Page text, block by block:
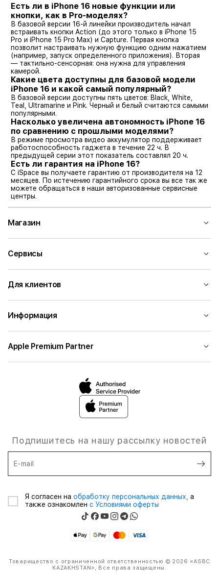
Есть ли в iPhone 16 новые функции или
кнопки, как в Pro-моделях?
В базовой версии 16-й линейки производитель начал
встраивать кнопки Action (до этого только в iPhone 15
Pro и iPhone 15 Pro Max) и Capture. Первая кнопка
позволит настраивать нужную функцию одним нажатием
(например, запуск определенного приложения). Вторая
— тактильно-сенсорная: она нужна для управления
камерой.
Какие цвета доступны для базовой модели
iPhone 16 и какой самый популярный?
В базовой версии доступны пять цветов: Black, White,
Teal, Ultramarine и Pink. Черный и белый считаются самыми
популярными.
Насколько увеличена автономность iPhone 16
по сравнению с прошлыми моделями?
В режиме просмотра видео аккумулятор поддерживает
работоспособность гаджета в течение 22 ч. В
предыдущей серии этот показатель составлял 20 ч.
Есть ли гарантия на iPhone 16?
C iSpace вы получаете гарантию от производителя на 12
месяцев. По истечению гарантийного срока вы все так же
можете обращаться в наши авторизованные сервисные
центры.
Магазин
Сервисы
Для клиентов
Информация
Apple Premium Partner
Подпишитесь на нашу рассылку новостей
E-mail
Я согласен на обработку персональных данных, а
также ознакомлен с Условиями оферты
Товарищество с ограниченной ответственностью © 2026 «ASBC
KAZAKHSTAN», Все права защищены.